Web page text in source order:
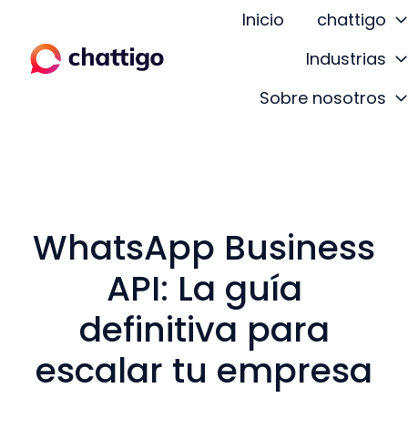
Inicio
chattigo
Industrias
Sobre nosotros
WhatsApp Business
API: La guía
definitiva para
escalar tu empresa